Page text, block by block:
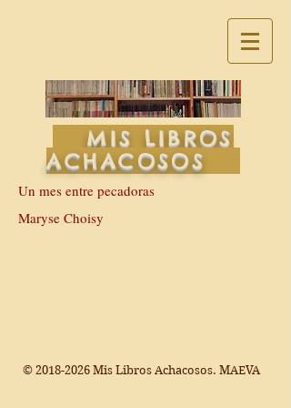
MIS LIBROS
ACHACOSOS
Un mes entre pecadoras
Maryse Choisy
© 2018-2026 Mis Libros Achacosos. MAEVA